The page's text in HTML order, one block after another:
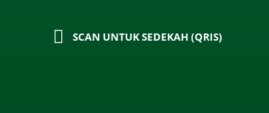
SCAN UNTUK SEDEKAH (QRIS)